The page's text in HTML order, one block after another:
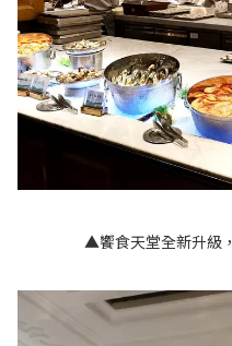
▲饗食天堂全新升級